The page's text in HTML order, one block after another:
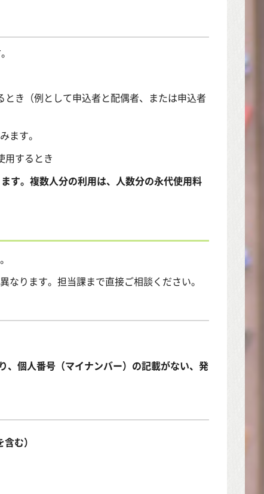
とき（例として申込者と配偶者、または申込者
ます。
用するとき
す。複数人分の利用は、人数分の永代使用料
ります。担当課まで直接ご相談ください。
、個人番号（マイナンバー）の記載がない、発
む）